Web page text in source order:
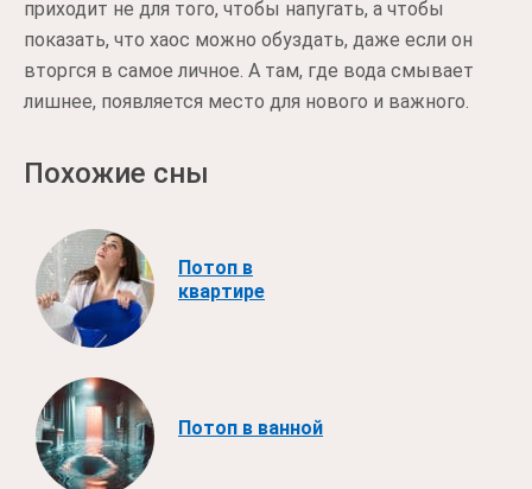
приходит не для того, чтобы напугать, а чтобы
показать, что хаос можно обуздать, даже если он
вторгся в самое личное. А там, где вода смывает
лишнее, появляется место для нового и важного.
Похожие сны
Потоп в
квартире
Потоп в ванной